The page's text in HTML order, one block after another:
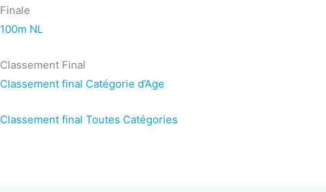
Finale
100m NL
Classement Final
Classement final Catégorie d’Age
Classement final Toutes Catégories